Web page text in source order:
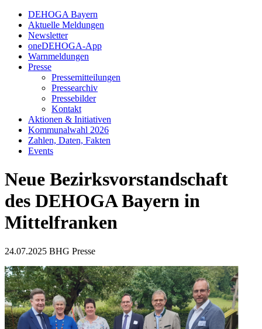
DEHOGA Bayern
Aktuelle Meldungen
Newsletter
oneDEHOGA-App
Warnmeldungen
Presse
Pressemitteilungen
Pressearchiv
Pressebilder
Kontakt
Aktionen & Initiativen
Kommunalwahl 2026
Zahlen, Daten, Fakten
Events
Neue Bezirksvorstandschaft
des DEHOGA Bayern in
Mittelfranken
24.07.2025 BHG Presse